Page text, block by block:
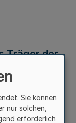
Träger der
vom
Nr. 308/03 -
Sie können
nur solchen,
erforderlich